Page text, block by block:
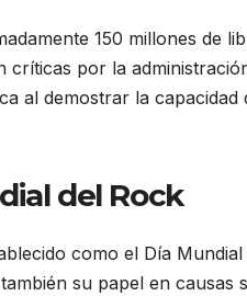
150 millones de
críticas por la
al demostrar la
del Rock
como el Día
su papel en causas